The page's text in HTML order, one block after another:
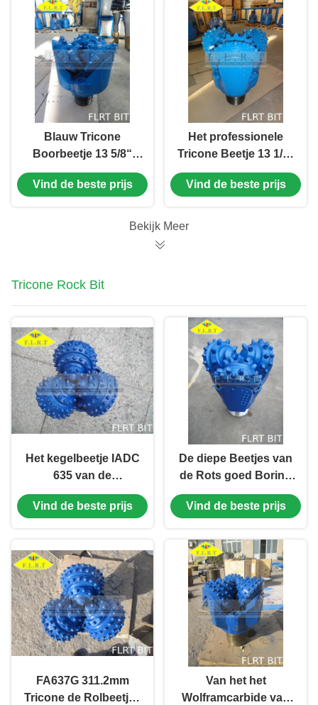
Blauw Tricone
Boorbeetje 13 5/8“
FSG515G IADC 515
voor Middelgrote
Vind de beste prijs
Het professionele
Tricone Beetje 13 1/2“
FSG515G IADC 515
van TCI voor de
Vind de beste prijs
Bekijk Meer
Tricone Rock Bit
Het kegelbeetje IADC
635 van de
Tussenvoegsel
Tricone Rots Blauwe
Vind de beste prijs
De diepe Beetjes van
de Rots goed Boring
12 1/4“ FA437G 6 5/8“
API REG. SPELD voor
Vind de beste prijs
FA637G 311.2mm
Tricone de Rolbeetjes
Van het het
Wolframcarbide van